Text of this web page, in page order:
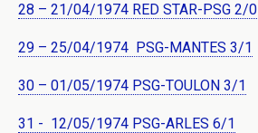
28 – 21/04/1974 RED STAR-PSG 2/0
29 – 25/04/1974 PSG-MANTES 3/1
30 – 01/05/1974 PSG-TOULON 3/1
31 - 12/05/1974 PSG-ARLES 6/1